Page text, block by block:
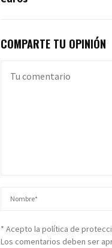
COMPARTE TU OPINIÓN
* Acepto la política de
Los comentarios deben ser